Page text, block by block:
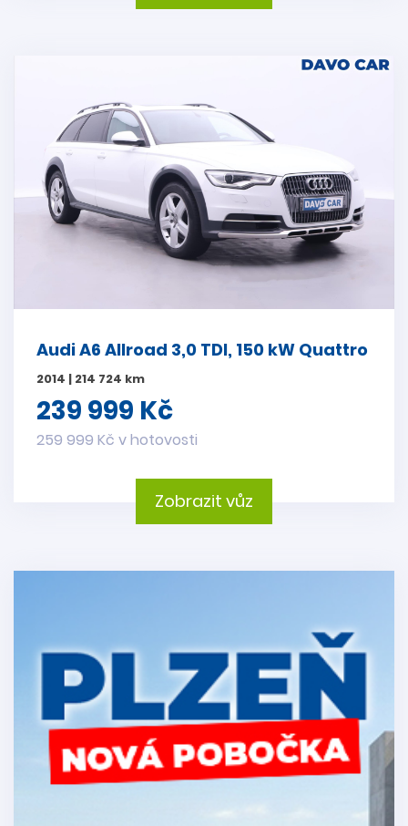
Audi A6 Allroad 3,0 TDI, 150 kW Quattro
2014 | 214 724 km
239 999 Kč
259 999 Kč v hotovosti
Zobrazit vůz